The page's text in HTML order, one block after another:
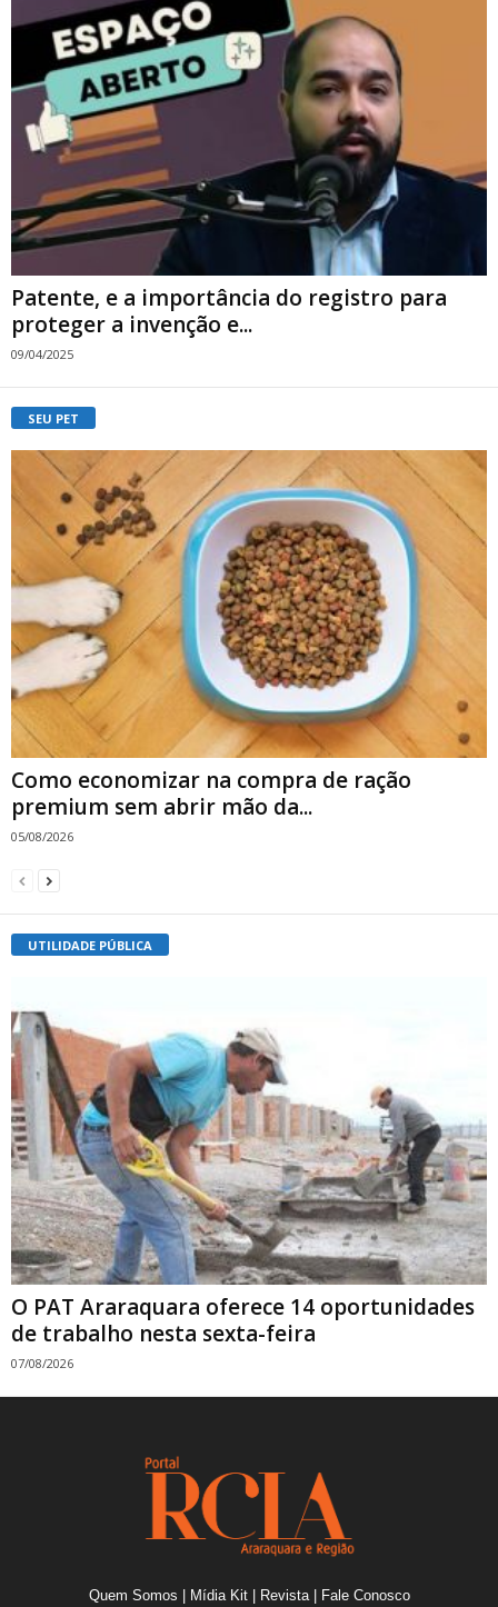
Patente, e a importância do registro para
proteger a invenção e...
09/04/2025
SEU PET
Como economizar na compra de ração
premium sem abrir mão da...
05/08/2026
UTILIDADE PÚBLICA
O PAT Araraquara oferece 14 oportunidades
de trabalho nesta sexta-feira
07/08/2026
Quem Somos Mídia Kit| Revista| Fale Conosco